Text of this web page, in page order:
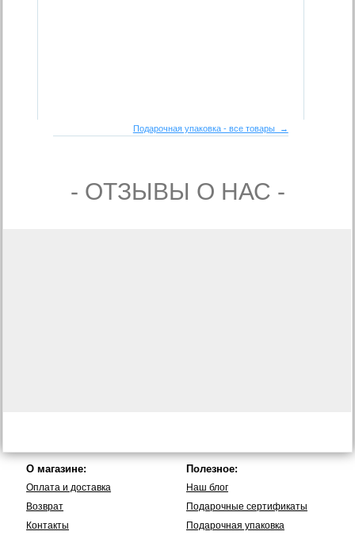
Подарочная упаковка - все товары →
- ОТЗЫВЫ О НАС -
О магазине:
Оплата и доставка
Возврат
Контакты
Полезное:
Наш блог
Подарочные сертификаты
Подарочная упаковка